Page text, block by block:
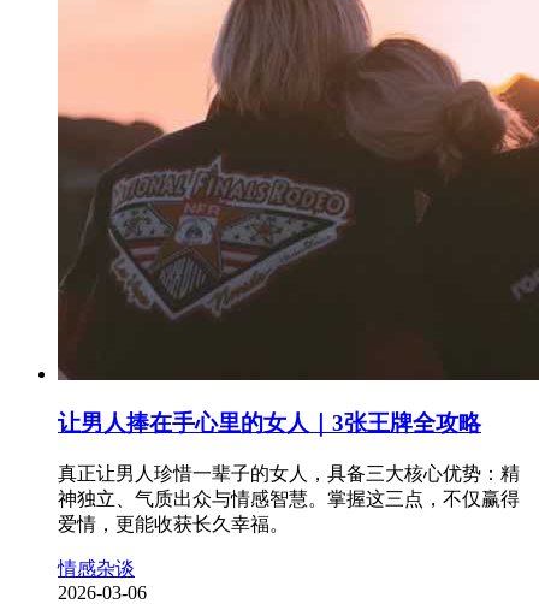
让男人捧在手心里的女人｜3张王牌全攻略
真正让男人珍惜一辈子的女人，具备三大核心优势：精
神独立、气质出众与情感智慧。掌握这三点，不仅赢得
爱情，更能收获长久幸福。
情感杂谈
2026-03-06